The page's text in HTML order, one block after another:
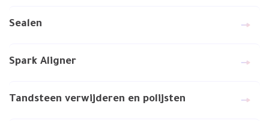
Sealen
Spark Aligner
Tandsteen verwijderen en polijsten